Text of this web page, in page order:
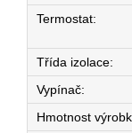
Termostat:
Třída izolace:
Vypínač:
Hmotnost